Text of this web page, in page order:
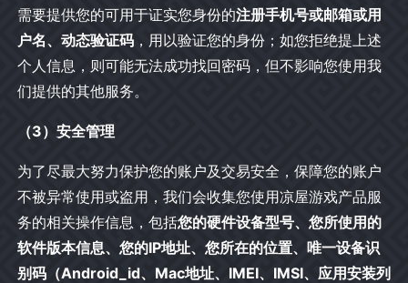
需要提供您的可用于证实您身份的注册手机号或邮箱或用
户名、动态验证码 ，用以验证您的身份；如您拒绝提上述
个人信息，则可能无法成功找回密码，但不影响您使用我
们提供的其他服务。
（3）安全管理
为了尽最大努力保护您的账户及交易安全，保障您的账户
不被异常使用或盗用，我们会收集您使用凉屋游戏产品服
务的相关操作信息，包括您的硬件设备型号、您所使用的
软件版本信息、您的IP地址、您所在的位置、唯一设备识
别码（Android_id、Mac地址、IMEI、IMSI、应用安装列